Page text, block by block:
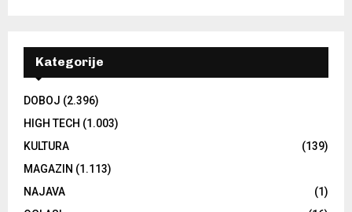
Kategorije
DOBOJ (2.396)
HIGH TECH (1.003)
KULTURA
(139)
MAGAZIN (1.113)
NAJAVA
(1)